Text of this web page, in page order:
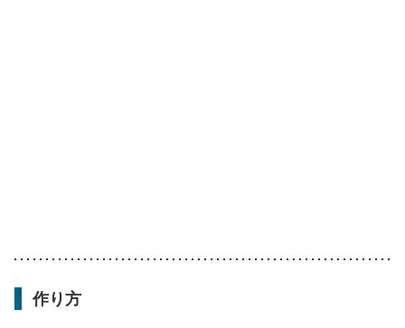
作り方